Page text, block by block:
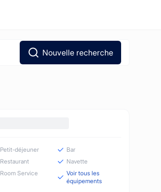
Nouvelle recherche
Petit-déjeuner
Bar
Restaurant
Navette
Room Service
Voir tous les
équipements